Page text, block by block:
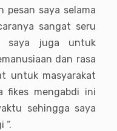
pesan saya selama
sangat seru
saya juga untuk
dan rasa
untuk masyarakat
fikes mengabdi ini
sehingga saya
“.